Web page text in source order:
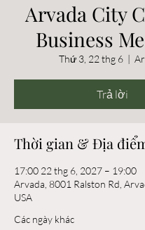
Arvada City
Business
Thứ 3, 22 thg 6
  |
Trả lời
Thời gian & Địa
17:00 22 thg 6, 2027 – 19:00
Arvada, 8001 Ralston Rd,
USA
Các ngày khác